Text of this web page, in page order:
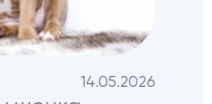
14.05.2026